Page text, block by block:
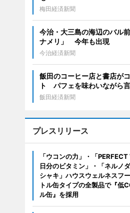
梅田経済新聞
今治・大三島の海辺のバル
ナメリ」 今年も出現
今治経済新聞
飯田のコーヒー店と書店が
ト パフェを味わいながら
飯田経済新聞
プレスリリース
「ウコンの力」・「
日分のビタミン」・「ネルノ
シャキ」ハウスウェルネスフ
トル缶タイプの全製品で『低
ル缶』を採用